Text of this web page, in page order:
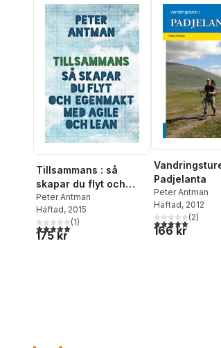
Tillsammans : så
skapar du flyt och
egenmakt med agile
och lean
Peter Antman
Häftad, 2015
5,0utav 5 stjärnor. Totalt antal röster:
(1)
175 kr
Padjelanta
Peter Antman
Häftad, 2012
5,0utav 5(2)
166 kr